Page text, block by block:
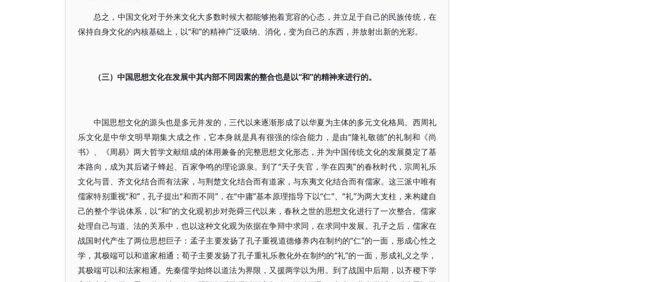
总之，中国文化对于外来文化大多数时候大都能够抱着宽容的心态，并立足于自己的民族传统，在
保持自身文化的内核基础上，以“和”的精神广泛吸纳、消化，变为自己的东西，并放射出新的光彩。
（三）中国思想文化在发展中其内部不同因素的整合也是以“和”的精神来进行的。
中国思想文化的源头也是多元并发的，三代以来逐渐形成了以华夏为主体的多元文化格局。西周礼
乐文化是中华文明早期集大成之作，它本身就是具有很强的综合能力，是由“隆礼敬德”的礼制和《尚
书》、《周易》两大哲学文献组成的体用兼备的完整思想文化形态，并为中国传统文化的发展奠定了基
本路向，成为其后诸子蜂起、百家争鸣的理论源泉。到了“天子失官，学在四夷”的春秋时代，宗周礼乐
文化与晋、齐文化结合而有法家，与荆楚文化结合而有道家，与东夷文化结合而有儒家。这三派中唯有
儒家特别重视“和”，孔子提出“和而不同”，在“中庸”基本原理指导下以“仁”、“礼”为两大支柱，来构建自
己的整个学说体系，以“和”的文化观初步对尧舜三代以来，春秋之世的思想文化进行了一次整合。儒家
处理自己与道、法的关系中，也以这种文化观为依据在争辩中求同，在求同中发展。孔子之后，儒家在
战国时代产生了两位思想巨子：孟子主要发扬了孔子重视道德修养内在制约的“仁”的一面，形成心性之
学，其极端可以和道家相通；荀子主要发扬了孔子重礼乐教化外在制约的“礼”的一面，形成礼义之学，
其极端可以和法家相通。先秦儒学始终以道法为界限，又援两学以为用。到了战国中后期，以齐稷下学